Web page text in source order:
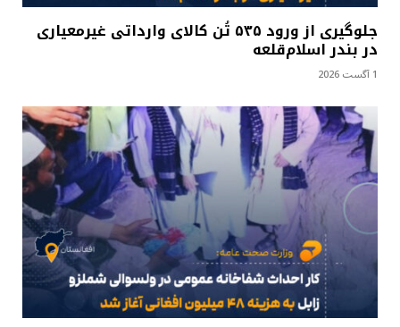
جلوگیری از ورود ۵۳۵ تُن کالای وارداتی غیرمعیاری
در بندر اسلام‌قلعه
1 آگست 2026